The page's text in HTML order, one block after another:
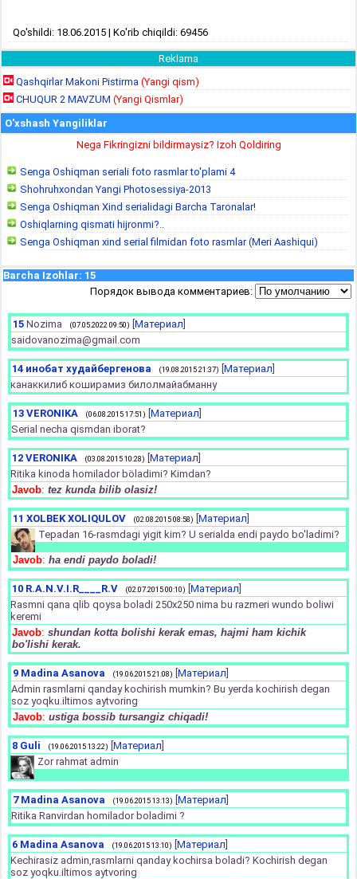
Qo'shildi: 18.06.2015 | Ko'rib chiqildi: 69456
Reklama
Qashqirlar Makoni Pistirma (Yangi qism)
CHUQUR 2 MAVZUM (Yangi Qismlar)
O'xshash Yangiliklar
Nega Fikringizni bildirmaysiz? Izoh Qoldiring
Senga Oshiqman seriali foto rasmlar to'plami 4
Shohruhxondan Yangi Photosessiya-2013
Senga Oshiqman Xind serialidagi Barcha Taronalar!
Oshiqlarning qismati hijronmi?..
Senga Oshiqman xind serial filmidan foto rasmlar (Meri Aashiqui)
Barcha Izohlar: 15
Порядок вывода комментариев:
15 Nozima (07.05.2022 09:50) Материал
saidovanozima@gmail.com
14 инобат худайбергенова (19.08.2015 21:37) Материал
канаккилиб коширамиз билолмайабманну
13 VERONIKA (06.08.2015 17:51) Материал
Serial necha qismdan iborat?
12 VERONIKA (03.08.2015 10:28) Материал
Ritika kinoda homilador böladimi? Kimdan?
Javob: tez kunda bilib olasiz!
11 XOLBEK XOLIQULOV (02.08.2015 08:58) Материал
Tepadan 16-rasmdagi yigit kim? U serialda endi paydo bo'ladimi?
Javob: ha endi paydo boladi!
10 R.A.N.V.I.R____R.V (02.07.2015 00:10) Материал
Rasmni qana qlib qoysa boladi 250x250 nima bu razmeri wundo boliwi
keremi
Javob: shundan kotta bolishi kerak emas, hajmi ham kichik
bo'lishi kerak.
9 Madina Asanova (19.06.2015 21:08) Материал
Admin rasmlarni qanday kochirish mumkin? Bu yerda kochirish degan
soz yoqku.iltimos aytvoring
Javob: ustiga bossib tursangiz chiqadi!
8 Guli (19.06.2015 13:22) Материал
Zor rahmat admin
7 Madina Asanova (19.06.2015 13:13) Материал
Ritika Ranvirdan homilador boladimi ?
6 Madina Asanova (19.06.2015 13:10) Материал
Kechirasiz admin,rasmlarni qanday kochirsa boladi? Kochirish degan
soz yoqku.iltimos aytvoring